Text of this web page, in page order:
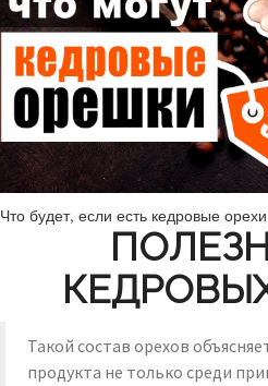
Что будет, если есть кедровые
Такой состав орехов
продукта не только среди